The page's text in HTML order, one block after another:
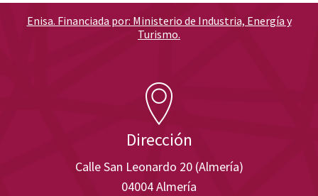
Dirección
Calle San Leonardo 20 (Almería)
04004 Almería
Enisa. Financiada por: Ministerio de Industria, Energía y
Turismo.